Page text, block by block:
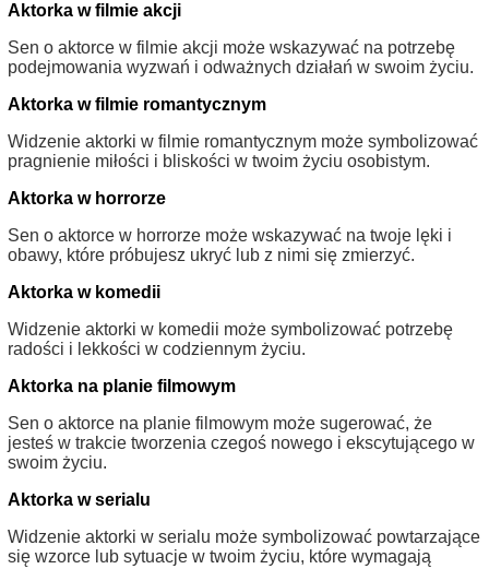
Aktorka w filmie akcji
Sen o aktorce w filmie akcji może wskazywać na potrzebę
podejmowania wyzwań i odważnych działań w swoim życiu.
Aktorka w filmie romantycznym
Widzenie aktorki w filmie romantycznym może symbolizować
pragnienie miłości i bliskości w twoim życiu osobistym.
Aktorka w horrorze
Sen o aktorce w horrorze może wskazywać na twoje lęki i
obawy, które próbujesz ukryć lub z nimi się zmierzyć.
Aktorka w komedii
Widzenie aktorki w komedii może symbolizować potrzebę
radości i lekkości w codziennym życiu.
Aktorka na planie filmowym
Sen o aktorce na planie filmowym może sugerować, że
jesteś w trakcie tworzenia czegoś nowego i ekscytującego w
swoim życiu.
Aktorka w serialu
Widzenie aktorki w serialu może symbolizować powtarzające
się wzorce lub sytuacje w twoim życiu, które wymagają